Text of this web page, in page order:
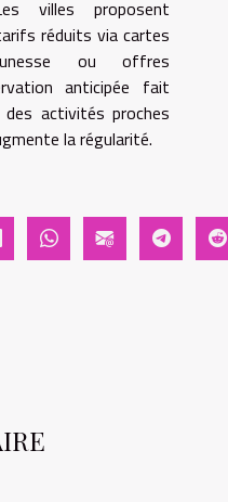
villes proposent
réduits via cartes
ou offres
anticipée fait
activités proches
la régularité.